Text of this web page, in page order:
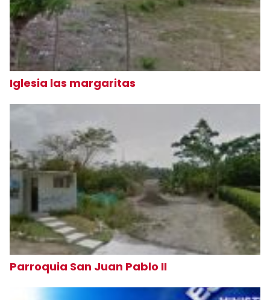
Iglesia las margaritas
Parroquia San Juan Pablo II